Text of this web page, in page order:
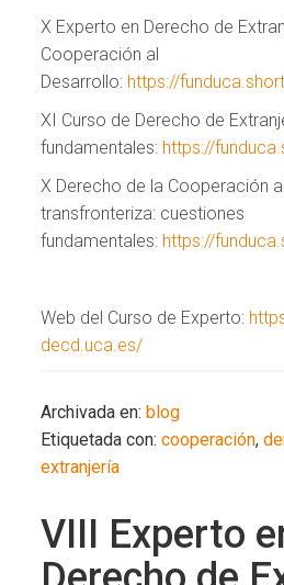
X Experto en Derecho de
Cooperación al
Desarrollo: https://
XI Curso de Derecho de
fundamentales: https://
X Derecho de la Cooperación
transfronteriza: cuestiones
fundamentales: https://
Web del Curso de Experto:
decd.uca.es/
Archivada en:blog
Etiquetada con:cooperación,
extranjería
VIII Experto